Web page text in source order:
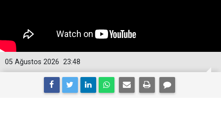
23:48
05 Ağustos 2026